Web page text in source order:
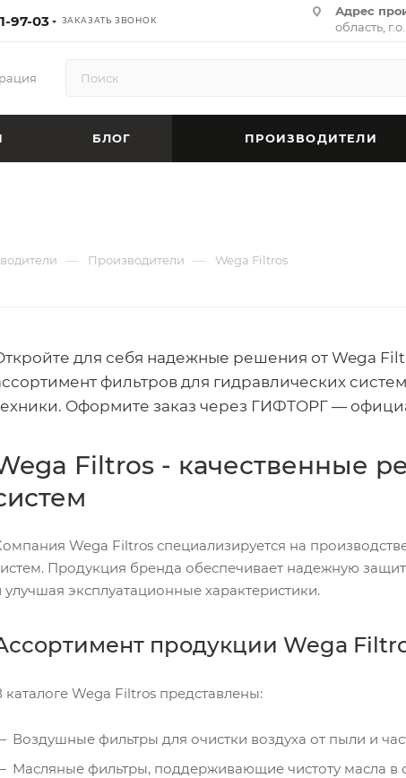
97-03 ЗАКАЗАТЬ ЗВОНОК
Адрес
область,
БЛОГ ПРОИЗВОДИТЕЛИ
— Производители — Wega Filtros
для себя надежные решения от Wega
фильтров для гидравлических
Оформите заказ через ГИФТОРГ —
Filtros - качественные
Wega Filtros специализируется на
Продукция бренда обеспечивает надежную
улучшая эксплуатационные характеристики.
продукции Wega
каталоге Wega Filtros представлены:
Воздушные фильтры для очистки воздуха от пыли и
Масляные фильтры, поддерживающие чистоту масла в